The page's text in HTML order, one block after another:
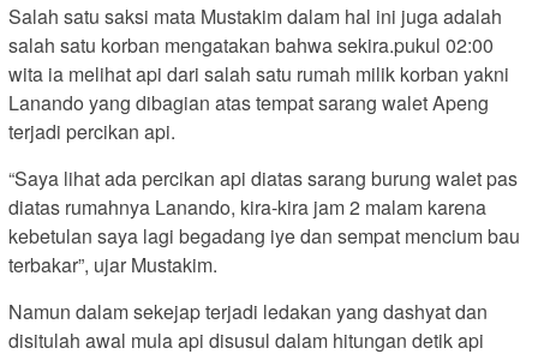
Salah satu saksi mata Mustakim dalam hal ini juga adalah
salah satu korban mengatakan bahwa sekira.pukul 02:00
wita ia melihat api dari salah satu rumah milik korban yakni
Lanando yang dibagian atas tempat sarang walet Apeng
terjadi percikan api.
“Saya lihat ada percikan api diatas sarang burung walet pas
diatas rumahnya Lanando, kira-kira jam 2 malam karena
kebetulan saya lagi begadang iye dan sempat mencium bau
terbakar”, ujar Mustakim.
Namun dalam sekejap terjadi ledakan yang dashyat dan
disitulah awal mula api disusul dalam hitungan detik api